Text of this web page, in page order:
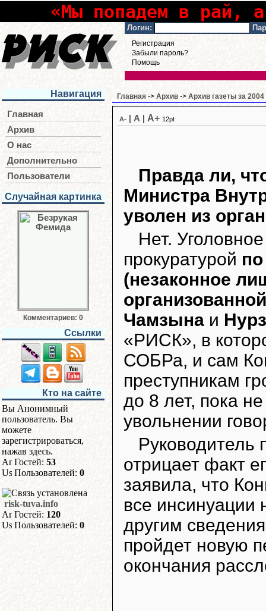
«Мы попадем в рай,
Логин:
Регистрация
Забыли пароль?
Помощь
Навигация
Главная
Архив
О нас
Дополнительно
Пользователи
Случайная картинка
Комментариев: 0
Ссылки
Кто на сайте
Вы Анонимный
пользователь. Вы
можете
зарегистрироваться,
нажав здесь.
Гостей: 53
Пользователей: 0
risk-tuva.info
Гостей: 120
Пользователей: 0
Главная -> Архив -> Архив газеты за 2004
A- A A+ 12pt
Правда ли,
Министра
уволен из
Нет.
прокуратурой
(незаконное
Чамзына и
«РИСК», в
СОБРа, и сам
преступникам
до 8 лет, пока
увольнении
отрицает факт
заявила, что
все инсинуации
другим
пройдет новую
окончания